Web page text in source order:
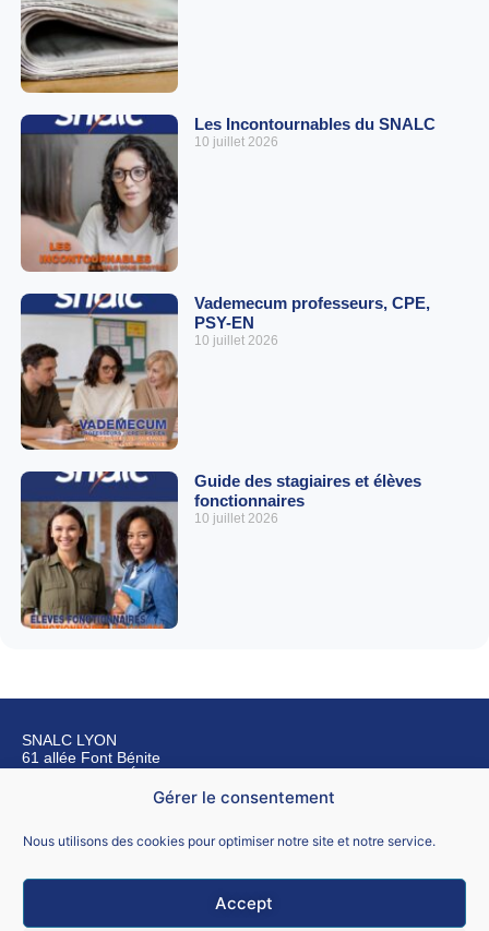
Gérer le consentement
Nous utilisons des cookies pour optimiser notre site et notre service.
Accept
Les Incontournables du SNALC
10 juillet 2026
Vademecum professeurs, CPE,
PSY-EN
10 juillet 2026
Guide des stagiaires et élèves
fonctionnaires
10 juillet 2026
SNALC LYON
61 allée Font Bénite